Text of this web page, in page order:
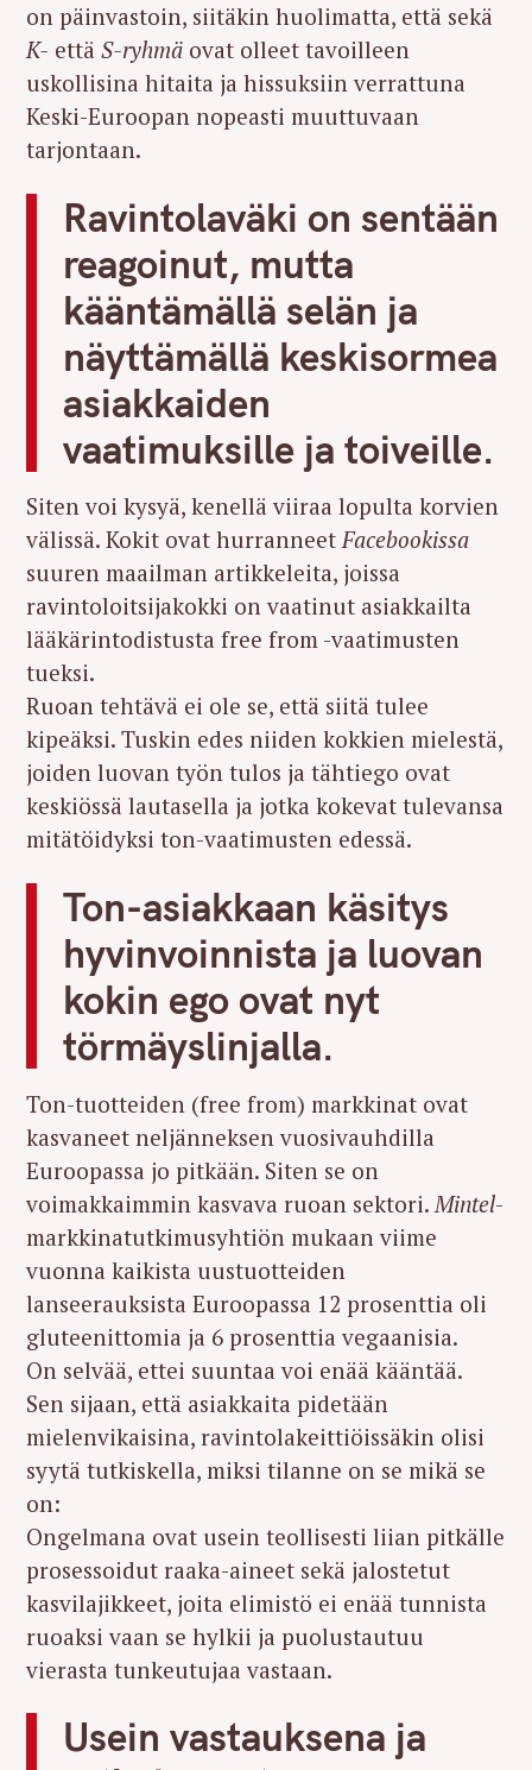
on päinvastoin, siitäkin huolimatta, että sekä
K- että S-ryhmä ovat olleet tavoilleen
uskollisina hitaita ja hissuksiin verrattuna
Keski-Euroopan nopeasti muuttuvaan
tarjontaan.
Ravintolaväki on sentään
reagoinut, mutta
kääntämällä selän ja
näyttämällä keskisormea
asiakkaiden
vaatimuksille ja toiveille.
Siten voi kysyä, kenellä viiraa lopulta korvien
välissä. Kokit ovat hurranneetFacebookissa
suuren maailman artikkeleita, joissa
ravintoloitsijakokki on vaatinut asiakkailta
lääkärintodistusta free from -vaatimusten
tueksi.
Ruoan tehtävä ei ole se, että siitä tulee
kipeäksi. Tuskin edes niiden kokkien mielestä,
joiden luovan työn tulos ja tähtiego ovat
keskiössä lautasella ja jotka kokevat tulevansa
mitätöidyksi ton-vaatimusten edessä.
Ton-asiakkaan käsitys
hyvinvoinnista ja luovan
kokin ego ovat nyt
törmäyslinjalla.
Ton-tuotteiden (free from) markkinat ovat
kasvaneet neljänneksen vuosivauhdilla
Euroopassa jo pitkään. Siten se on
voimakkaimmin kasvava ruoan sektori. Mintel-
markkinatutkimusyhtiön mukaan viime
vuonna kaikista uustuotteiden
lanseerauksista Euroopassa 12 prosenttia oli
gluteenittomia ja 6 prosenttia vegaanisia.
On selvää, ettei suuntaa voi enää kääntää.
Sen sijaan, että asiakkaita pidetään
mielenvikaisina, ravintolakeittiöissäkin olisi
syytä tutkiskella, miksi tilanne on se mikä se
on:
Ongelmana ovat usein teollisesti liian pitkälle
prosessoidut raaka-aineet sekä jalostetut
kasvilajikkeet, joita elimistö ei enää tunnista
ruoaksi vaan se hylkii ja puolustautuu
vierasta tunkeutujaa vastaan.
Usein vastauksena ja